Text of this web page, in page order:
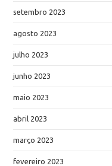
setembro 2023
agosto 2023
julho 2023
junho 2023
maio 2023
abril 2023
março 2023
fevereiro 2023